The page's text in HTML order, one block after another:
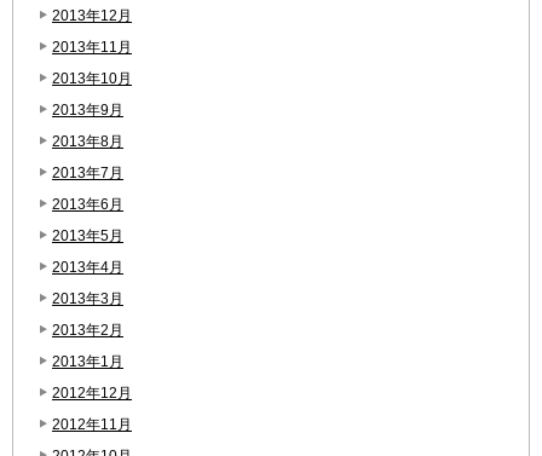
2013年12月
2013年11月
2013年10月
2013年9月
2013年8月
2013年7月
2013年6月
2013年5月
2013年4月
2013年3月
2013年2月
2013年1月
2012年12月
2012年11月